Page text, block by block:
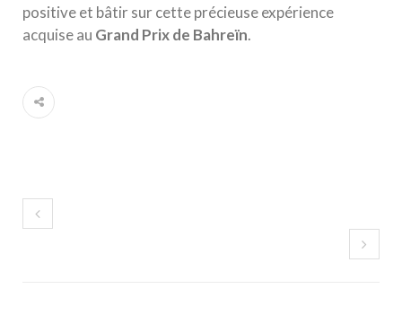
positive et bâtir sur cette précieuse expérience
acquise au Grand Prixde Bahreïn.